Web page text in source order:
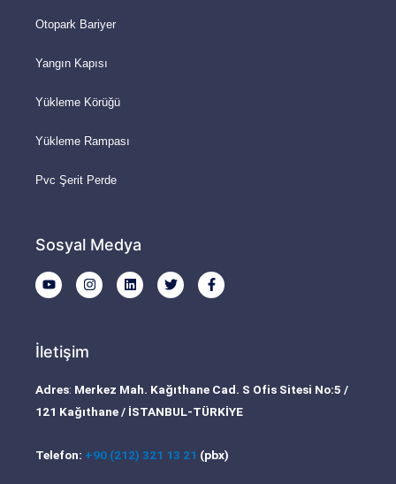
Otopark Bariyer
Yangın Kapısı
Yükleme Körüğü
Yükleme Rampası
Pvc Şerit Perde
Sosyal Medya
Y
o
u
b
e
I
n
s
r
m
L
i
n
T
w
i
F
a
c
-
f
İletişim
Adres: Merkez Mah. Kağıthane Cad. S Ofis Sitesi No:5 /
121 Kağıthane / İSTANBUL-TÜRKİYE
Telefon: +90 (212) 321 13 21 (pbx)